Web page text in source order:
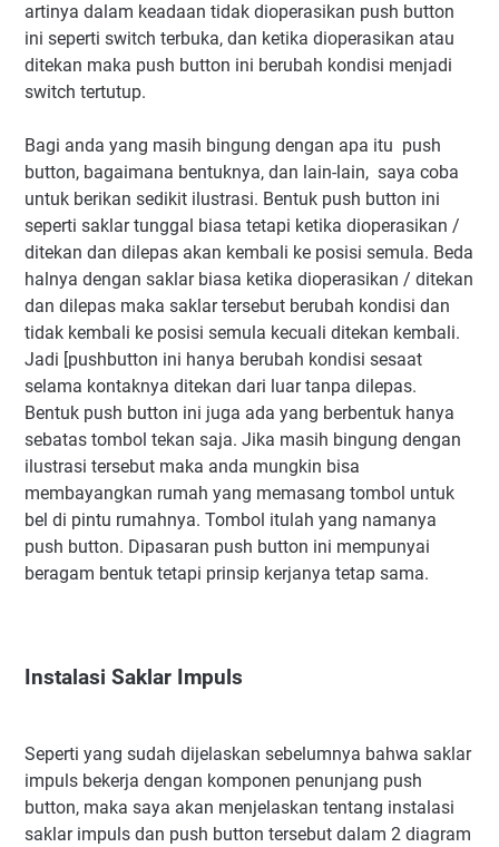
artinya dalam keadaan tidak dioperasikan push button
ini seperti switch terbuka, dan ketika dioperasikan atau
ditekan maka push button ini berubah kondisi menjadi
switch tertutup.
Bagi anda yang masih bingung dengan apa itu push
button, bagaimana bentuknya, dan lain-lain, saya coba
untuk berikan sedikit ilustrasi. Bentuk push button ini
seperti saklar tunggal biasa tetapi ketika dioperasikan /
ditekan dan dilepas akan kembali ke posisi semula. Beda
halnya dengan saklar biasa ketika dioperasikan / ditekan
dan dilepas maka saklar tersebut berubah kondisi dan
tidak kembali ke posisi semula kecuali ditekan kembali.
Jadi [pushbutton ini hanya berubah kondisi sesaat
selama kontaknya ditekan dari luar tanpa dilepas.
Bentuk push button ini juga ada yang berbentuk hanya
sebatas tombol tekan saja. Jika masih bingung dengan
ilustrasi tersebut maka anda mungkin bisa
membayangkan rumah yang memasang tombol untuk
bel di pintu rumahnya. Tombol itulah yang namanya
push button. Dipasaran push button ini mempunyai
beragam bentuk tetapi prinsip kerjanya tetap sama.
Instalasi Saklar Impuls
Seperti yang sudah dijelaskan sebelumnya bahwa saklar
impuls bekerja dengan komponen penunjang push
button, maka saya akan menjelaskan tentang instalasi
saklar impuls dan push button tersebut dalam 2 diagram